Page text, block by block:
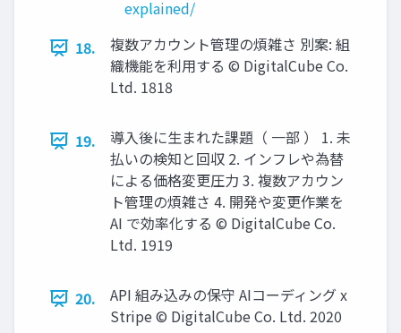
explained/
18.
複数アカウント管理の煩雑さ 別案: 組
織機能を利⽤する © DigitalCube Co.
Ltd. 1818
19.
導⼊後に⽣まれた課題（ ⼀部 ） 1. 未
払いの検知と回収 2. インフレや為替
による価格変更圧⼒ 3. 複数アカウン
ト管理の煩雑さ 4. 開発や変更作業を
AI で効率化する © DigitalCube Co.
Ltd. 1919
20.
API 組み込みの保守 AIコーディング x
Stripe © DigitalCube Co. Ltd. 2020